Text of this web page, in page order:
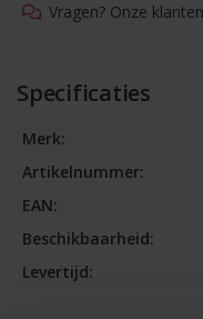
Vragen? Onze
Specificaties
Merk:
Artikelnummer:
EAN:
Beschikbaarheid:
Levertijd: